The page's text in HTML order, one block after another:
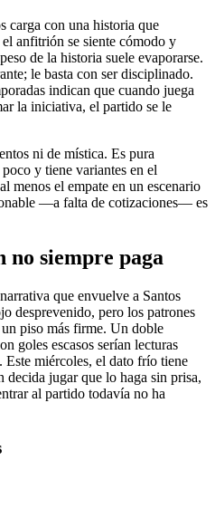
carga con una historia que
anfitrión se siente cómodo y
de la historia suele evaporarse.
le basta con ser disciplinado.
indican que cuando juega
la iniciativa, el partido se le
ni de mística. Es pura
y tiene variantes en el
menos el empate en un escenario
—a falta de cotizaciones— es
no siempre paga
que envuelve a Santos
desprevenido, pero los patrones
piso más firme. Un doble
goles escasos serían lecturas
Este miércoles, el dato frío tiene
decida jugar que lo haga sin prisa,
al partido todavía no ha